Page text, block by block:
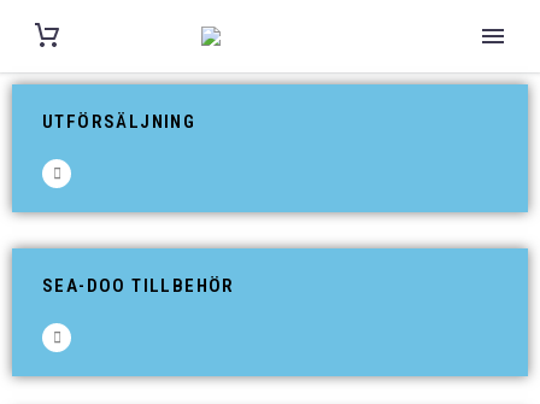
UTFÖRSÄLJNING
SEA-DOO TILLBEHÖR